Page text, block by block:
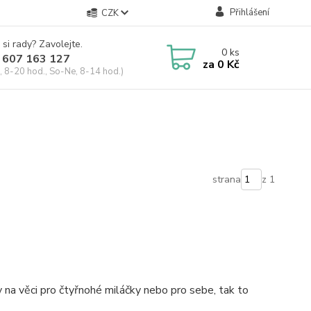
CZK Přihlášení
rady? Zavolejte.
163 127
8-20 hod., So-Ne, 8-14 hod.)
0ks
za 0 Kč
strana z 1
věci pro čtyřnohé miláčky nebo pro sebe, tak to